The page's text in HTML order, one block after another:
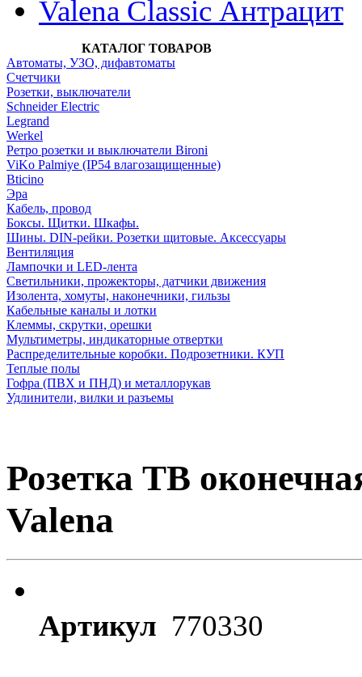
Valena Classic Антрацит
КАТАЛОГ ТОВАРОВ
Автоматы, УЗО, дифавтоматы
Счетчики
Розетки, выключатели
Schneider Electric
Legrand
Werkel
Ретро розетки и выключатели Bironi
ViKo Palmiye (IP54 влагозащищенные)
Bticino
Эра
Кабель, провод
Боксы. Щитки. Шкафы.
Шины. DIN-рейки. Розетки щитовые. Аксессуары
Вентиляция
Лампочки и LED-лента
Светильники, прожекторы, датчики движения
Изолента, хомуты, наконечники, гильзы
Кабельные каналы и лотки
Клеммы, скрутки, орешки
Мультиметры, индикаторные отвертки
Распределительные коробки. Подрозетники. КУП
Теплые полы
Гофра (ПВХ и ПНД) и металлорукав
Удлинители, вилки и разъемы
Розетка ТВ
Valena
Артикул 770330